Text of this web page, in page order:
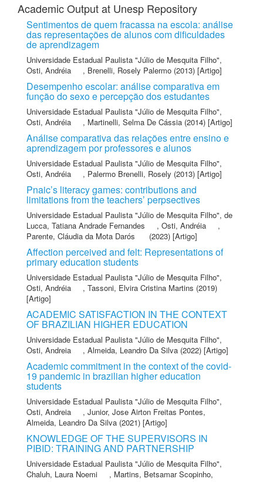
Academic Output at Unesp Repository
Sentimentos de quem fracassa na escola: análise
das representações de alunos com dificuldades
de aprendizagem
Universidade Estadual Paulista "Júlio de Mesquita Filho",
Osti, Andréia
, Brenelli, Rosely Palermo (2013) [Artigo]
Desempenho escolar: análise comparativa em
função do sexo e percepção dos estudantes
Universidade Estadual Paulista "Júlio de Mesquita Filho",
Osti, Andréia
, Martinelli, Selma De Cássia (2014) [Artigo]
Análise comparativa das relações entre ensino e
aprendizagem por professores e alunos
Universidade Estadual Paulista "Júlio de Mesquita Filho",
Osti, Andréia
, Palermo Brenelli, Rosely (2013) [Artigo]
Pnaic’s literacy games: contributions and
limitations from the teachers’ perpsectives
Universidade Estadual Paulista "Júlio de Mesquita Filho", de
Lucca, Tatiana Andrade Fernandes
, Osti, Andréia
,
Parente, Cláudia da Mota Darós
(2023) [Artigo]
Affection perceived and felt: Representations of
primary education students
Universidade Estadual Paulista "Júlio de Mesquita Filho",
Osti, Andréia
, Tassoni, Elvira Cristina Martins (2019)
[Artigo]
ACADEMIC SATISFACTION IN THE CONTEXT
OF BRAZILIAN HIGHER EDUCATION
Universidade Estadual Paulista "Júlio de Mesquita Filho",
Osti, Andreia
, Almeida, Leandro Da Silva (2022) [Artigo]
Academic commitment in the context of the covid-
19 pandemic in brazilian higher education
students
Universidade Estadual Paulista "Júlio de Mesquita Filho",
Osti, Andreia
, Junior, Jose Airton Freitas Pontes,
Almeida, Leandro Da Silva (2021) [Artigo]
KNOWLEDGE OF THE SUPERVISORS IN
PIBID: TRAINING AND PARTNERSHIP
Universidade Estadual Paulista "Júlio de Mesquita Filho",
Chaluh, Laura Noemi
, Martins, Betsamar Scopinho,